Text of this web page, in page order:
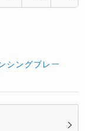
シングブレー